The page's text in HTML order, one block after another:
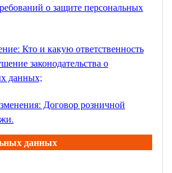
о защите персональных
Кто и какую ответственность
законодательства о
данных;
Договор розничной
.
данных